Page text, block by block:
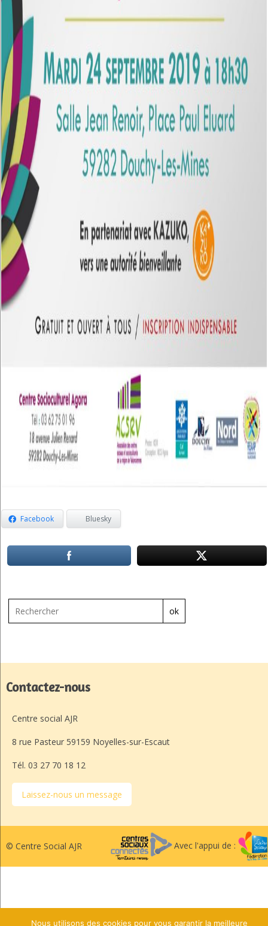
Facebook Bluesky
ok
Contactez-nous
Centre social AJR
8 rue Pasteur 59159 Noyelles-sur-Escaut
Tél. 03 27 70 18 12
Laissez-nous un message
© Centre Social AJR Avec l'appui de :
Nous utilisons des cookies pour vous garantir la meilleure